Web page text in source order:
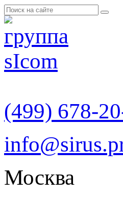
(499) 678-
Москва